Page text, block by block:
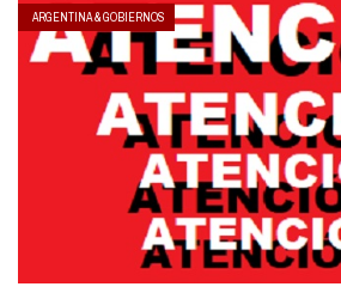
ARGENTINA & GOBIERNOS